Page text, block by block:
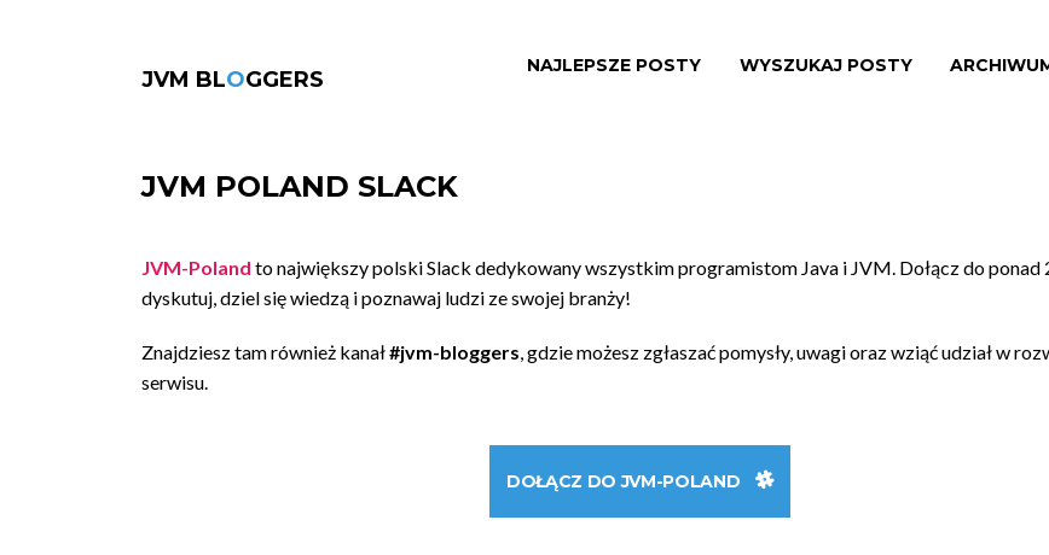
JVM BLOGGERS
NAJLEPSZE POSTY WYSZUKAJ POSTY
JVM POLAND SLACK
JVM-Poland to największy polski Slack dedykowany wszystkim programistom Java i JVM. Dołącz do ponad
dyskutuj, dziel się wiedzą i poznawaj ludzi ze swojej branży!
Znajdziesz tam również kanał#jvm-bloggers, gdzie możesz zgłaszać pomysły, uwagi oraz wziąć udział w
serwisu.
DOŁĄCZ DO JVM-POLAND